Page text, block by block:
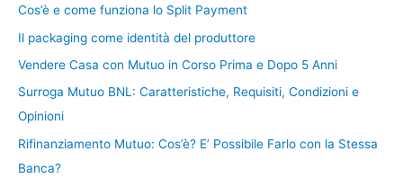
Cos’è e come funziona lo Split Payment
Il packaging come identità del produttore
Vendere Casa con Mutuo in Corso Prima e Dopo 5 Anni
Surroga Mutuo BNL: Caratteristiche, Requisiti, Condizioni e
Opinioni
Rifinanziamento Mutuo: Cos’è? E’ Possibile Farlo con la Stessa
Banca?